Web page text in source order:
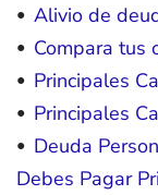
Alivio de
Compara tus
Principales
Principales
Deuda
Debes Pagar